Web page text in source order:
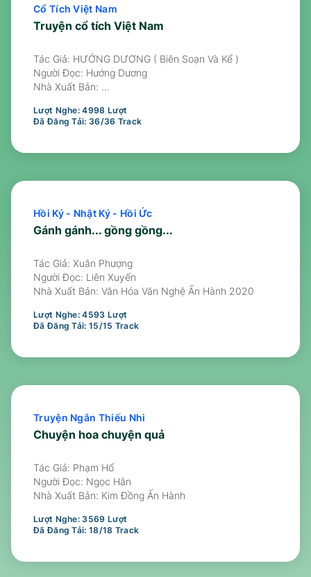
Cổ Tích Việt Nam
Truyện cổ tích Việt Nam
Tác Giả: HƯỚNG DƯƠNG ( Biên Soạn Và Kể )
Người Đọc: Hướng Dương
Nhà Xuất Bản: ...
Lượt Nghe:4998 Lượt
Đã Đăng Tải:36/36 Track
Hồi Ký - Nhật Ký - Hồi Ức
Gánh gánh... gồng gồng...
Tác Giả: Xuân Phượng
Người Đọc: Liên Xuyến
Nhà Xuất Bản: Văn Hóa Văn Nghệ Ấn Hành 2020
Lượt Nghe:4593 Lượt
Đã Đăng Tải:15/15 Track
Truyện Ngắn Thiếu Nhi
Chuyện hoa chuyện quả
Tác Giả: Phạm Hổ
Người Đọc: Ngọc Hân
Nhà Xuất Bản: Kim Đồng Ấn Hành
Lượt Nghe:3569 Lượt
Đã Đăng Tải:18/18 Track